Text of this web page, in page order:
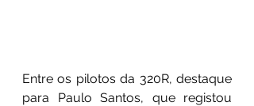
Entre os pilotos da 320R, destaque
para Paulo Santos, que registou